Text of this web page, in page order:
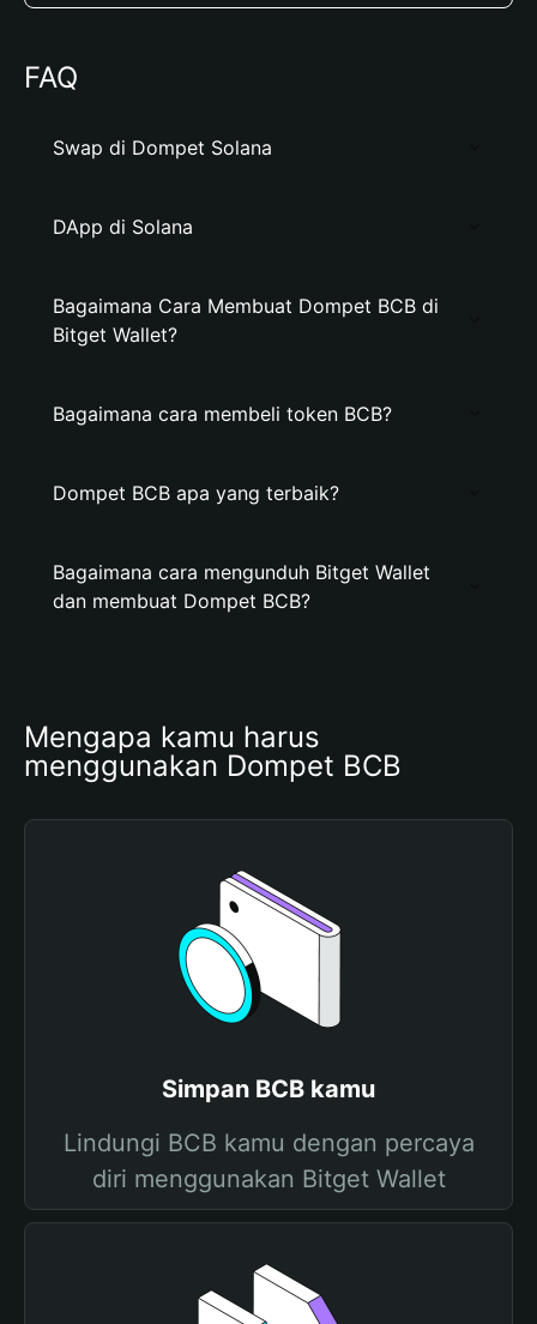
FAQ
Swap di Dompet Solana
DApp di Solana
Bagaimana Cara Membuat Dompet BCB di
Bitget Wallet?
Bagaimana cara membeli token BCB?
Dompet BCB apa yang terbaik?
Bagaimana cara mengunduh Bitget Wallet
dan membuat Dompet BCB?
Mengapa kamu harus
menggunakan Dompet BCB
Simpan BCB kamu
Lindungi BCB kamu dengan percaya
diri menggunakan Bitget Wallet